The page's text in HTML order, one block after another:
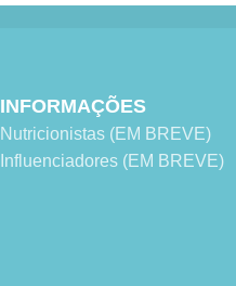
INFORMAÇÕES
Nutricionistas (EM BREVE)
Influenciadores (EM BREVE)